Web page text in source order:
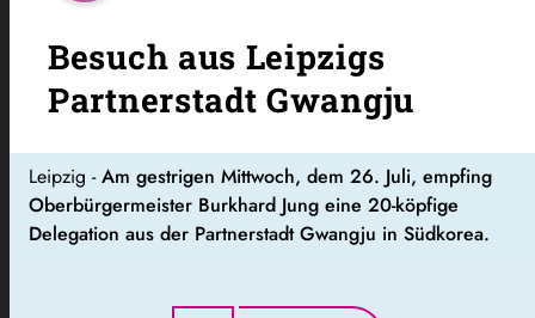
Besuch aus Leipzigs
Partnerstadt Gwangju
Leipzig -Am gestrigen Mittwoch, dem 26. Juli, empfing
Oberbürgermeister Burkhard Jung eine 20-köpfige
Delegation aus der Partnerstadt Gwangju in Südkorea.